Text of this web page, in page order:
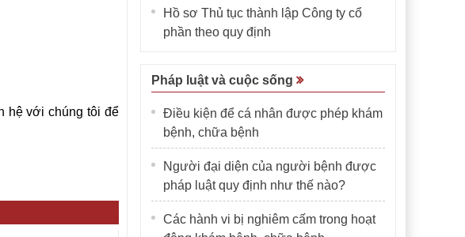
hệ với chúng tôi để
Hồ sơ Thủ tục thành lập Công ty cổ
phần theo quy định
Pháp luật và cuộc sống
Điều kiện để cá nhân được phép khám
bệnh, chữa bệnh
Người đại diện của người bệnh được
pháp luật quy định như thế nào?
Các hành vi bị nghiêm cấm trong hoạt